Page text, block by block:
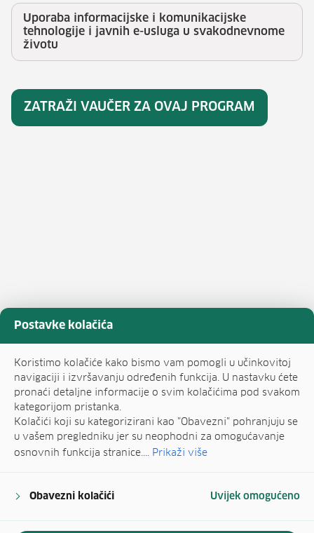
Postavke kolačića
Koristimo kolačiće kako bismo vam pomogli u učinkovitoj
navigaciji i izvršavanju određenih funkcija. U nastavku ćete
pronaći detaljne informacije o svim kolačićima pod svakom
kategorijom pristanka.
Kolačići koji su kategorizirani kao "Obavezni" pohranjuju se
u vašem pregledniku jer su neophodni za omogućavanje
osnovnih funkcija stranice.... Prikaži više
Obavezni kolačići Uvijek omogućeno
Uporaba informacijske i komunikacijske
tehnologije i javnih e-usluga u svakodnevnome
životu
ZATRAŽI VAUČER ZA OVAJ PROGRAM